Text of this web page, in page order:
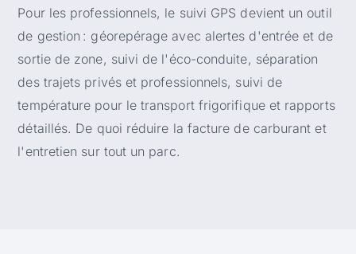
Pour les professionnels, le suivi GPS devient un outil
de gestion : géorepérage avec alertes d'entrée et de
sortie de zone, suivi de l'éco-conduite, séparation
des trajets privés et professionnels, suivi de
température pour le transport frigorifique et rapports
détaillés. De quoi réduire la facture de carburant et
l'entretien sur tout un parc.